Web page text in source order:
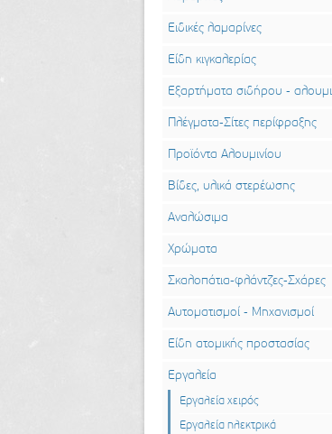
Ειδικές λαμαρίνες
Είδη κιγκαλερίας
Εξαρτήματα σιδήρου -
Πλέγματα-Σίτες περίφραξης
Προϊόντα Αλουμινίου
Βίδες, υλικά στερέωσης
Αναλώσιμα
Χρώματα
Σκαλοπάτια-φλάντζες-Σχάρες
Αυτοματισμοί - Μηχανισμοί
Είδη ατομικής προστασίας
Εργαλεία
Εργαλεία χειρός
Εργαλεία ηλεκτρικά